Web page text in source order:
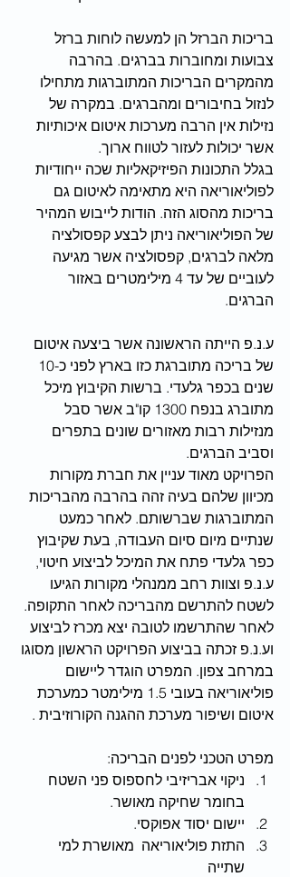
בריכות הברזל הן למעשה לוחות ברזל
צבועות ומחוברות בברגים. בהרבה
מהמקרים הבריכות המתוברגות מתחילו
לנזול בחיבורים ומהברגים. במקרה של
נזילות אין הרבה מערכות איטום איכותיות
אשר יכולות לעזור לטווח ארוך.
בגלל התכונות הפיזיקאליות שכה ייחודיות
לפוליאוריאה היא מתאימה לאיטום גם
בריכות מהסוג הזה. הודות לייבוש המהיר
של הפוליאוריאה ניתן לבצע קפסולציה
מלאה לברגים, קפסולציה אשר מגיעה
לעוביים של עד 4 מילימטרים באזור
הברגים.
ע.נ.פ הייתה הראשונה אשר ביצעה איטום
שנים בכפר גלעדי. ברשות הקיבוץ מיכל
מתוברג בנפח 1300 קו"ב אשר סבל
מנזילות רבות מאזורים שונים בתפרים
וסביב הברגים.
הפרויקט מאוד עניין את חברת מקורות
מכיוון שלהם בעיה זהה בהרבה מהבריכות
המתוברגות שברשותם. לאחר כמעט
שנתיים מיום סיום העבודה, בעת שקיבוץ
כפר גלעדי פתח את המיכל לביצוע חיטוי,
ע.נ.פ וצוות רחב ממנהלי מקורות הגיעו
לשטח להתרשם מהבריכה לאחר התקופה.
לאחר שהתרשמו לטובה יצא מכרז לביצוע
וע.נ.פ זכתה בביצוע הפרויקט הראשון מסוגו
במרחב צפון. המפרט הוגדר ליישום
פוליאוריאה בעובי 1.5 מילימטר כמערכת
איטום ושיפור מערכת ההגנה הקורוזיבית .
מפרט הטכני לפנים הבריכה:
ניקוי אבריזיבי לחספוס פני השטח
בחומר שחיקה מאושר.
יישום יסוד אפוקסי.
התזת פוליאוריאה  מאושרת למי
שתייה